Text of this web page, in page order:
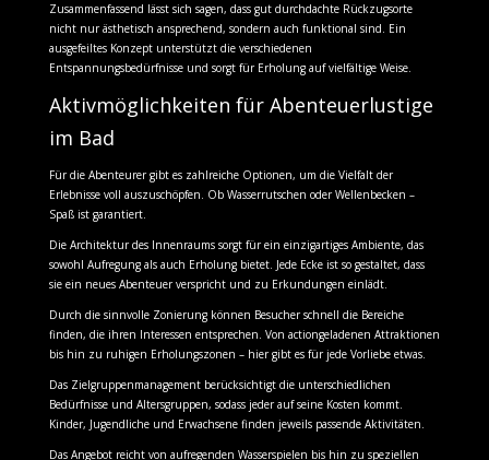
Zusammenfassend lässt sich sagen, dass gut durchdachte Rückzugsorte
nicht nur ästhetisch ansprechend, sondern auch funktional sind. Ein
ausgefeiltes Konzept unterstützt die verschiedenen
Entspannungsbedürfnisse und sorgt für Erholung auf vielfältige Weise.
Aktivmöglichkeiten für Abenteuerlustige
im Bad
Für die Abenteurer gibt es zahlreiche Optionen, um die Vielfalt der
Erlebnisse voll auszuschöpfen. Ob Wasserrutschen oder Wellenbecken –
Spaß ist garantiert.
Die Architektur des Innenraums sorgt für ein einzigartiges Ambiente, das
sowohl Aufregung als auch Erholung bietet. Jede Ecke ist so gestaltet, dass
sie ein neues Abenteuer verspricht und zu Erkundungen einlädt.
Durch die sinnvolle Zonierung können Besucher schnell die Bereiche
finden, die ihren Interessen entsprechen. Von actiongeladenen Attraktionen
bis hin zu ruhigen Erholungszonen – hier gibt es für jede Vorliebe etwas.
Das Zielgruppenmanagement berücksichtigt die unterschiedlichen
Bedürfnisse und Altersgruppen, sodass jeder auf seine Kosten kommt.
Kinder, Jugendliche und Erwachsene finden jeweils passende Aktivitäten.
Das Angebot reicht von aufregenden Wasserspielen bis hin zu speziellen